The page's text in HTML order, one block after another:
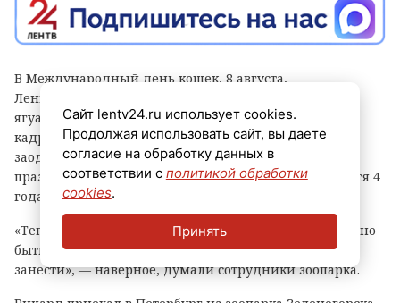
В Международный день кошек, 8 августа,
Ленинградский зоопарк поделился видео с черным
ягуаром Ричардом. Шикарный и крупный хищник в
кадре выглядит величественно и невозмутимо, а
заодно напоминает посетителям, что его личный
праздник не за горами — 17 сентября ему исполнится 4
года.
«Теперь никто не скажет, что король голый», — должно
быть, думал Ричард. «Главное, не забудь назад
занести», — наверное, думали сотрудники зоопарка.
Сайт lentv24.ru использует cookies.
Продолжая использовать сайт, вы даете
согласие на обработку данных в
соответствии с политикой обработки
cookies.
Принять